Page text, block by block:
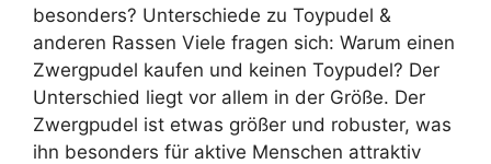
besonders? Unterschiede zu Toypudel &
anderen Rassen Viele fragen sich: Warum einen
Zwergpudel kaufen und keinen Toypudel? Der
Unterschied liegt vor allem in der Größe. Der
Zwergpudel ist etwas größer und robuster, was
ihn besonders für aktive Menschen attraktiv